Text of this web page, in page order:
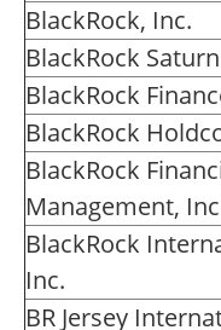
BlackRock, Inc.
BlackRock
BlackRock
BlackRock
BlackRock
Management,
BlackRock
Inc.
BR Jersey